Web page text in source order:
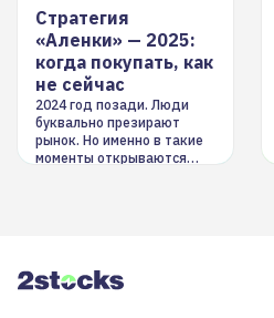
Стратегия
«Аленки» — 2025:
когда покупать, как
не сейчас
2024 год позади. Люди
буквально презирают
рынок. Но именно в такие
моменты открываются